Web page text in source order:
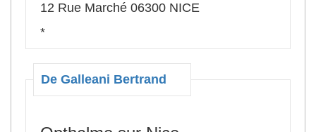
12 Rue Marché 06300 NICE
*
De Galleani Bertrand